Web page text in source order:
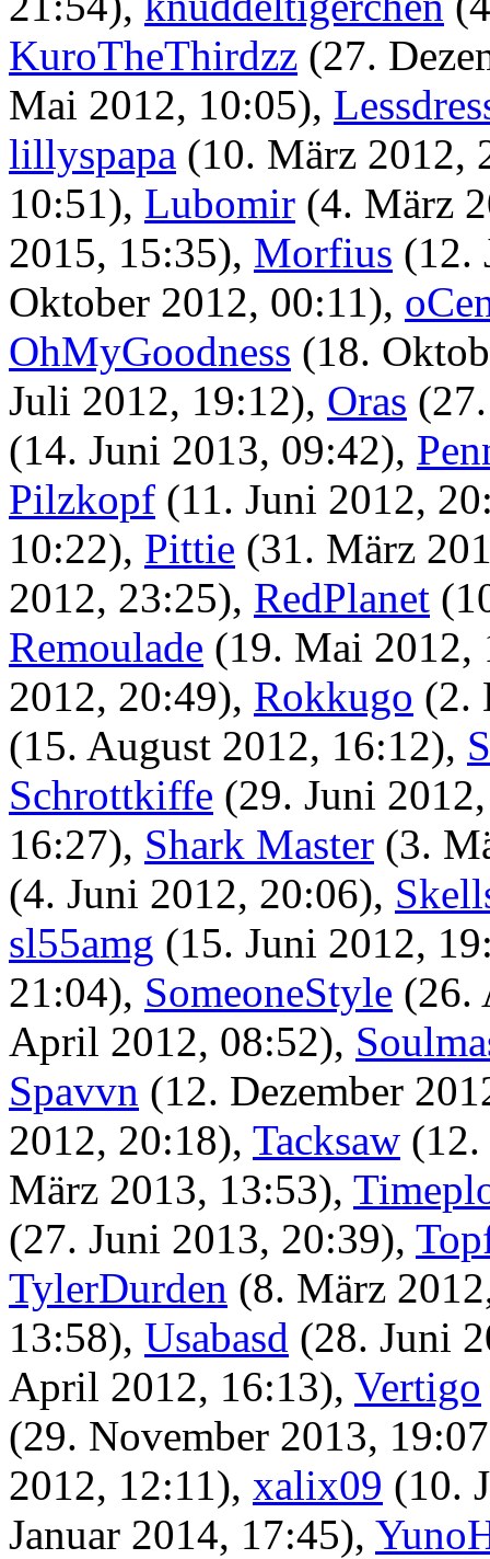
KuroTheThirdzz (27.
Mai 2012, 10:05),
lillyspapa (10. März 2012,
10:51), Lubomir (4. März
2015, 15:35), Morfius (12.
Oktober 2012, 00:11),
OhMyGoodness (18.
Juli 2012, 19:12), Oras
(14. Juni 2013, 09:42),
Pilzkopf (11. Juni 2012,
10:22), Pittie (31. März
2012, 23:25), RedPlanet
Remoulade (19. Mai 2012,
2012, 20:49), Rokkugo (2.
(15. August 2012, 16:12),
Schrottkiffe (29. Juni
16:27), Shark Master (3.
(4. Juni 2012, 20:06),
sl55amg (15. Juni 2012,
21:04), SomeoneStyle (26.
April 2012, 08:52),
Spavvn (12. Dezember
2012, 20:18), Tacksaw
März 2013, 13:53),
(27. Juni 2013, 20:39),
TylerDurden (8. März
13:58), Usabasd (28. Juni
April 2012, 16:13), Vertigo
(29. November 2013,
2012, 12:11), xalix09 (10.
Januar 2014, 17:45),